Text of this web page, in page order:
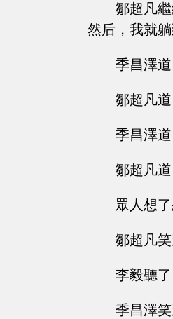
鄒超凡
然后，我就
季昌澤
鄒超凡
季昌澤
鄒超凡
眾人想
鄒超凡
李毅聽
季昌澤